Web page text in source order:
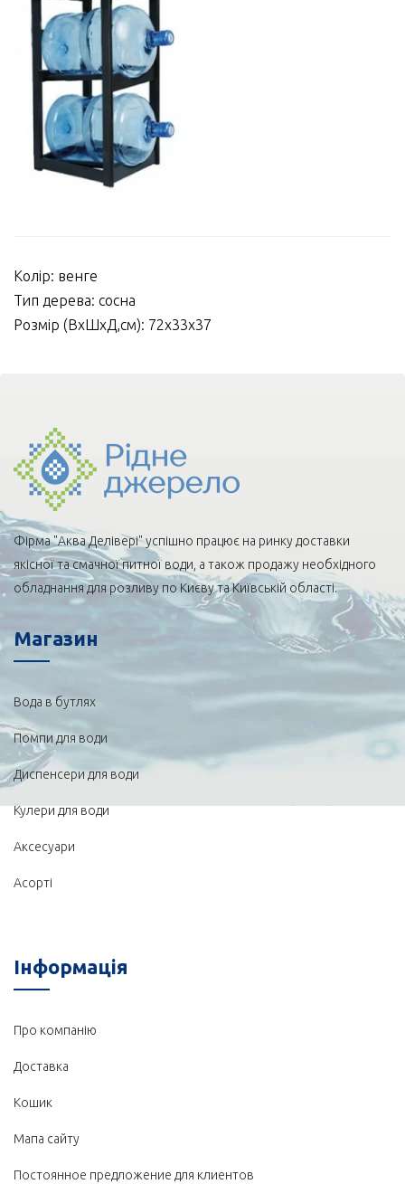
Колір: венге
Тип дерева: сосна
Розмір (ВхШхД,см): 72х33х37
Фірма "Аква Делівері" успішно працює на ринку доставки
якісної та смачної питної води, а також продажу необхідного
обладнання для розливу по Києву та Київській області.
Магазин
Вода в бутлях
Помпи для води
Диспенсери для води
Кулери для води
Аксесуари
Асорті
Iнформація
Про компанію
Доставка
Кошик
Мапа сайту
Постоянное предложение для клиентов